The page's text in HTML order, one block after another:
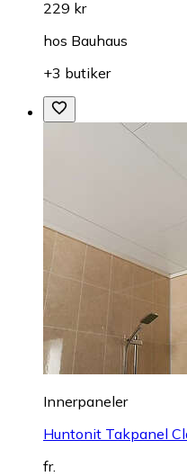
229 kr
hos Bauhaus
+3 butiker
Innerpaneler
Huntonit Takpanel
fr.